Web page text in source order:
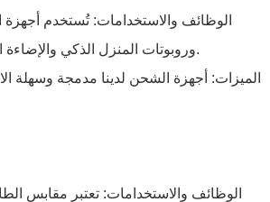
الوظائف والاستخدامات: تُستخدم أجهزة
وروبوتات المنزل الذكي والإضاءة الذكية. تدعم هذه الشواحن تقنية الشحن السريع، مما يقلل من وقت الشحن ويحسن كفاءة الاستخدام.
الميزات: أجهزة الشحن لدينا مدمجة وسهلة
الوظائف والاستخدامات: تعتبر مقابس